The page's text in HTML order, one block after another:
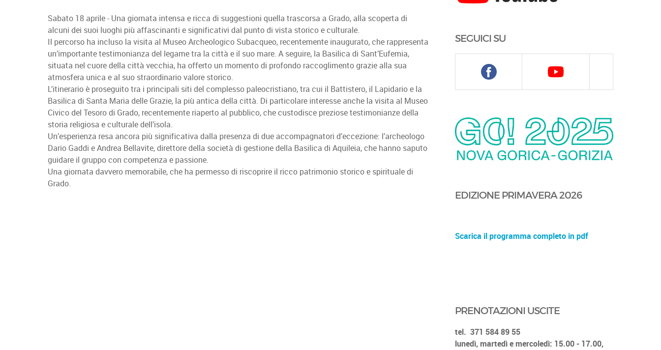
Sabato 18 aprile - Una giornata intensa e ricca di suggestioni quella trascorsa a Grado, alla scoperta di
alcuni dei suoi luoghi più affascinanti e significativi dal punto di vista storico e culturale.
Il percorso ha incluso la visita al Museo Archeologico Subacqueo, recentemente inaugurato, che rappresenta
un’importante testimonianza del legame tra la città e il suo mare. A seguire, la Basilica di Sant’Eufemia,
situata nel cuore della città vecchia, ha offerto un momento di profondo raccoglimento grazie alla sua
atmosfera unica e al suo straordinario valore storico.
L’itinerario è proseguito tra i principali siti del complesso paleocristiano, tra cui il Battistero, il Lapidario e la
Basilica di Santa Maria delle Grazie, la più antica della città. Di particolare interesse anche la visita al Museo
Civico del Tesoro di Grado, recentemente riaperto al pubblico, che custodisce preziose testimonianze della
storia religiosa e culturale dell’isola.
Un’esperienza resa ancora più significativa dalla presenza di due accompagnatori d’eccezione: l’archeologo
Dario Gaddi e Andrea Bellavite, direttore della società di gestione della Basilica di Aquileia, che hanno saputo
guidare il gruppo con competenza e passione.
Una giornata davvero memorabile, che ha permesso di riscoprire il ricco patrimonio storico e spirituale di
Grado.
SEGUICI SU
EDIZIONE PRIMAVERA 2026
Scarica il programma completo in pdf
PRENOTAZIONI USCITE
tel. 371 584 89 55
lunedì, martedì e mercoledì: 15.00 - 17.00,